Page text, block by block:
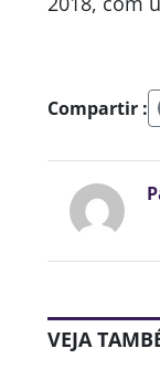
Compartir :
VEJA